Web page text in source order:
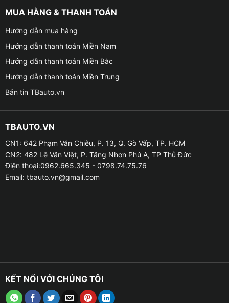
MUA HÀNG & THANH TOÁN
Hướng dẫn mua hàng
Hướng dẫn thanh toán Miền Nam
Hướng dẫn thanh toán Miền Bắc
Hướng dẫn thanh toán Miền Trung
Bản tin TBauto.vn
TBAUTO.VN
CN1: 642 Phạm Văn Chiêu, P. 13, Q. Gò Vấp, TP. HCM
CN2: 482 Lê Văn Việt, P. Tăng Nhơn Phú A, TP Thủ Đức
Điện thoại:0962.665.345 - 0798.74.75.76
Email: tbauto.vn@gmail.com
KẾT NỐI VỚI CHÚNG TÔI